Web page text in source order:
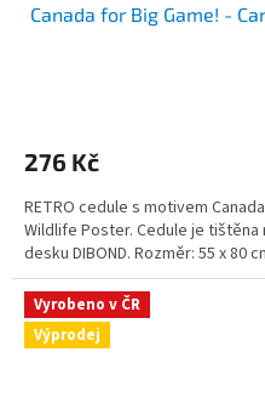
Canada for Big Game! -
276 Kč
RETRO cedule s motivem
Wildlife Poster. Cedule je
desku DIBOND. Rozměr: 55 x 80
Vyrobeno v ČR
Výprodej